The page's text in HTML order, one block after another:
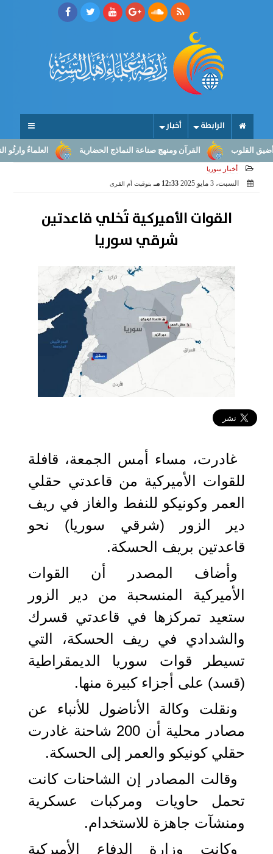
الرابطة أخبار
العلماءُ وارثُو القرآن ومنهج صناعة النماذج الحضارية
أخبار سوريا
السبت، 3 مايو 2025 12:33 مـ بتوقيت أم القرى
القوات الأميركية تُخلي قاعدتين
شرقي سوريا
غادرت، مساء أمس الجمعة، قافلة
للقوات الأميركية من قاعدتي حقلي
العمر وكونيكو للنفط والغاز في ريف
دير الزور (شرقي سوريا) نحو
قاعدتين بريف الحسكة.
وأضاف المصدر أن القوات
الأميركية المنسحبة من دير الزور
ستعيد تمركزها في قاعدتي قسرك
والشدادي في ريف الحسكة، التي
تسيطر قوات سوريا الديمقراطية
(قسد) على أجزاء كبيرة منها.
ونقلت وكالة الأناضول للأنباء عن
مصادر محلية أن 200 شاحنة غادرت
حقلي كونيكو والعمر إلى الحسكة.
وقالت المصادر إن الشاحنات كانت
تحمل حاويات ومركبات عسكرية
ومنشآت جاهزة للاستخدام.
وكانت وزارة الدفاع الأميركية